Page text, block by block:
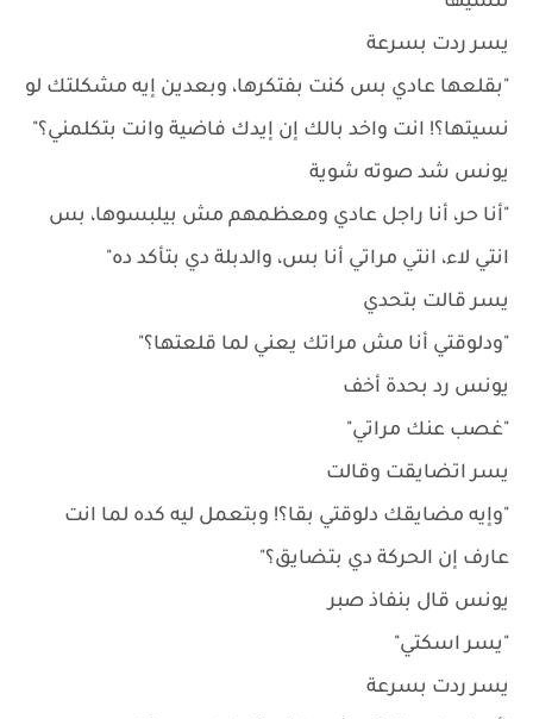
يسر ردت بسرعة
"بقلعها عادي بس كنت بفتكرها، وبعدين إيه مشكلتك لو
نسيتها؟! انت واخد بالك إن إيدك فاضية وانت بتكلمني؟"
يونس شد صوته شوية
"أنا حر، أنا راجل عادي ومعظمهم مش بيلبسوها، بس
انتي لاء، انتي مراتي أنا بس، والدبلة دي بتأكد ده"
يسر قالت بتحدي
"ودلوقتي أنا مش مراتك يعني لما قلعتها؟"
يونس رد بحدة أخف
"غصب عنك مراتي"
يسر اتضايقت وقالت
"وإيه مضايقك دلوقتي بقا؟! وبتعمل ليه كده لما انت
عارف إن الحركة دي بتضايق؟"
يونس قال بنفاذ صبر
"يسر اسكتي"
يسر ردت بسرعة